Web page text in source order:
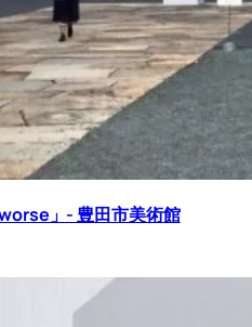
」- 豊田市美術館